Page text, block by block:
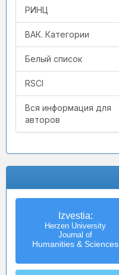
РИНЦ
ВАК. Категории
Белый список
RSCI
Вся информация для
авторов
Izvestia:
Herzen University
Journal of
Humanities & Sciences